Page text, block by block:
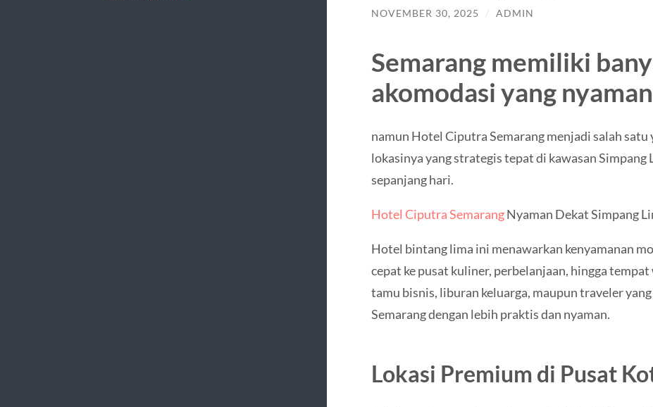
NOVEMBER 30, 2025 / ADMIN
Semarang memiliki
akomodasi yang
namun Hotel Ciputra Semarang menjadi salah
lokasinya yang strategis tepat di kawasan Simpang
sepanjang hari.
Hotel Ciputra SemarangNyaman Dekat Simpang
Hotel bintang lima ini menawarkan kenyamanan
cepat ke pusat kuliner, perbelanjaan, hingga
tamu bisnis, liburan keluarga, maupun traveler
Semarang dengan lebih praktis dan nyaman.
Lokasi Premium di Pusat